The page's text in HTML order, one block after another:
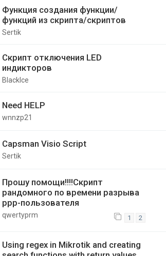
Функция создания функции/
функций из скрипта/скриптов
Sertik
Скрипт отключения LED
индикторов
BlackIce
Need HELP
wnnzp21
Capsman Visio Script
Sertik
Прошу помощи!!!!Скрипт
рандомного по времени разрыва
ppp-пользователя
qwertyprm 1 2
Using regex in Mikrotik and creating